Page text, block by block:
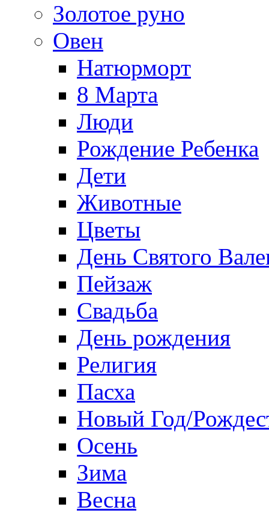
Золотое руно
Овен
Натюрморт
8 Марта
Люди
Рождение Ребенка
Дети
Животные
Цветы
День Святого
Пейзаж
Свадьба
День рождения
Религия
Пасха
Новый Год/
Осень
Зима
Весна